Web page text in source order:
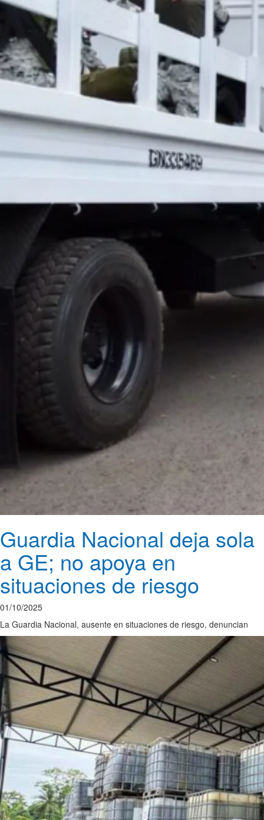
Guardia Nacional deja sola
a GE; no apoya en
situaciones de riesgo
01/10/2025
La Guardia Nacional, ausente en situaciones de riesgo, denuncian